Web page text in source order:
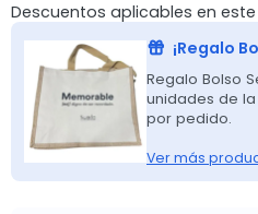
Descuentos aplicables en
¡Regalo
Regalo Bolso
unidades de
por pedido.
Ver más